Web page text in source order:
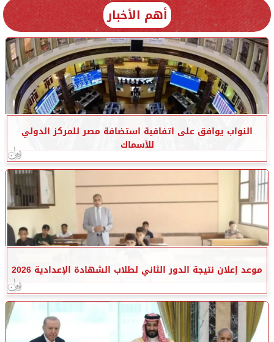
أهم الأخبار
النواب يوافق على اتفاقية استضافة مصر للمركز الدولي
للأسماك
موعد إعلان نتيجة الدور الثاني لطلاب الشهادة الإعدادية 2026